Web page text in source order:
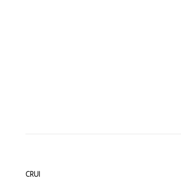
CRUI